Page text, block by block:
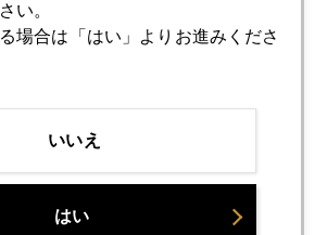
油購入、中国は一帯一路、中国路固め
た
い。
場合は「はい」よりお進みくださ
いいえ
はい